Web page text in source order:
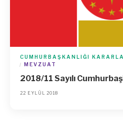
CUMHURBAŞKANLIĞI
MEVZUAT
2018/11 Sayılı
22 EYLÜL 2018